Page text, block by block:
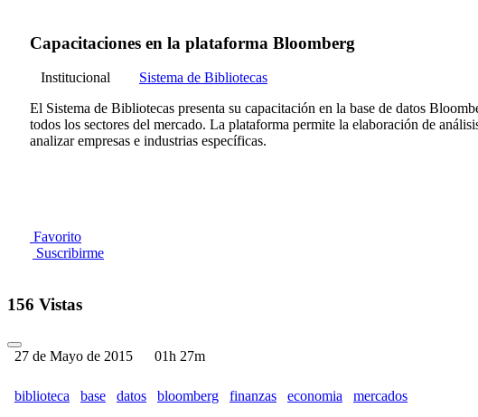
Capacitaciones en la plataforma Bloomberg
Institucional
Sistema de Bibliotecas
El Sistema de Bibliotecas presenta su capacitación en la base de datos
todos los sectores del mercado. La plataforma permite la elaboración de
analizar empresas e industrias específicas.
Favorito
Suscribirme
156 Vistas
27 de Mayo de 2015 01h 27m
biblioteca base datos bloomberg finanzas economia mercados